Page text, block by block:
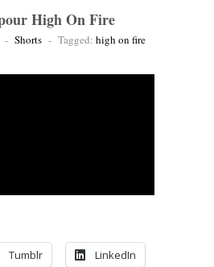
High On Fire
- Shorts - Tagged: high on fire
Tumblr LinkedIn